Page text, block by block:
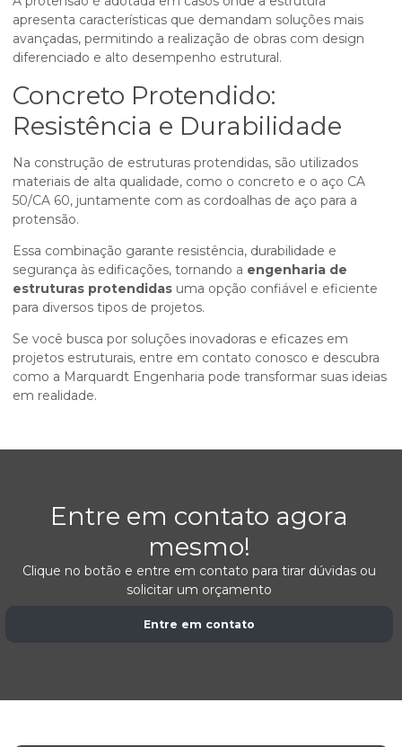
apresenta características que demandam soluções mais
avançadas, permitindo a realização de obras com design
diferenciado e alto desempenho estrutural.
Concreto Protendido:
Resistência e Durabilidade
Na construção de estruturas protendidas, são utilizados
materiais de alta qualidade, como o concreto e o aço CA
50/CA 60, juntamente com as cordoalhas de aço para a
protensão.
Essa combinação garante resistência, durabilidade e
segurança às edificações, tornando a engenharia de
estruturas protendidas uma opção confiável e eficiente
para diversos tipos de projetos.
Se você busca por soluções inovadoras e eficazes em
projetos estruturais, entre em contato conosco e descubra
como a Marquardt Engenharia pode transformar suas ideias
em realidade.
Entre em contato agora
mesmo!
Clique no botão e entre em contato para tirar dúvidas ou
solicitar um orçamento
Entre em contato